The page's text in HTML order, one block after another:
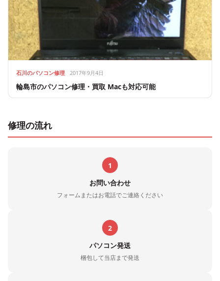
石川のパソコン修理 2017年9月4日
輪島市のパソコン修理・買取 Macも対応可能
修理の流れ
1
お問い合わせ
フォームまたはお電話でご連絡ください
2
パソコン発送
梱包して当店まで発送